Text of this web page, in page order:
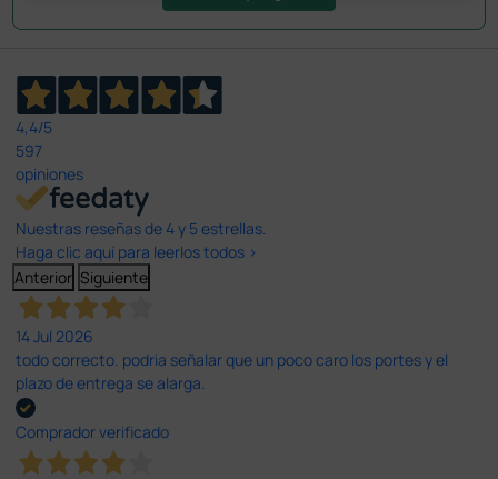
4,4/5
597
opiniones
Nuestras reseñas de 4 y 5 estrellas.
Haga clic aquí para leerlos todos >
Anterior Siguiente
14 Jul 2026
todo correcto. podria señalar que un poco caro los portes y el
plazo de entrega se alarga.
Comprador verificado